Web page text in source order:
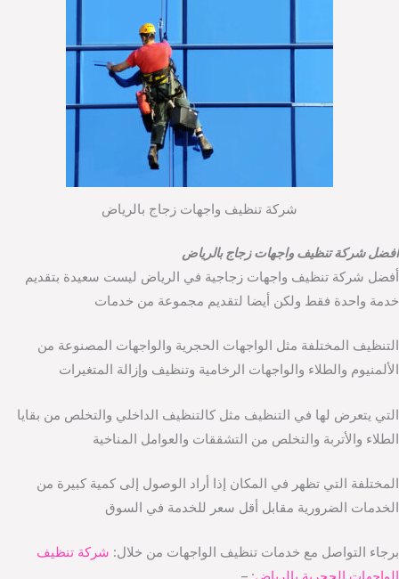
شركة تنظيف واجهات زجاج بالرياض
افضل شركة تنظيف واجهات زجاج بالرياض
أفضل شركة تنظيف واجهات زجاجية في الرياض ليست سعيدة بتقديم
خدمة واحدة فقط ولكن أيضا لتقديم مجموعة من خدمات
التنظيف المختلفة مثل الواجهات الحجرية والواجهات المصنوعة من
الألمنيوم والطلاء والواجهات الرخامية وتنظيف وإزالة المتغيرات
التي يتعرض لها في التنظيف مثل كالتنظيف الداخلي والتخلص من بقايا
الطلاء والأتربة والتخلص من التشققات والعوامل المناخية
المختلفة التي تظهر في المكان إذا أراد الوصول إلى كمية كبيرة من
الخدمات الضرورية مقابل أقل سعر للخدمة في السوق
برجاء التواصل مع خدمات تنظيف الواجهات من خلال: شركة تنظيف